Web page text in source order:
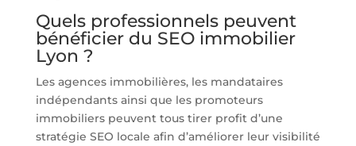
Quels professionnels peuvent
bénéficier du SEO immobilier
Lyon ?
Les agences immobilières, les mandataires
indépendants ainsi que les promoteurs
immobiliers peuvent tous tirer profit d’une
stratégie SEO locale afin d’améliorer leur visibilité